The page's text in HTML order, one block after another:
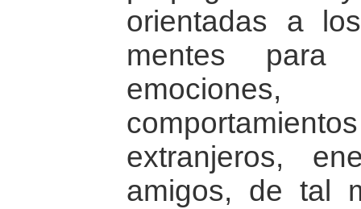
orientadas a
mentes para
extranjeros,
amigos, de tal